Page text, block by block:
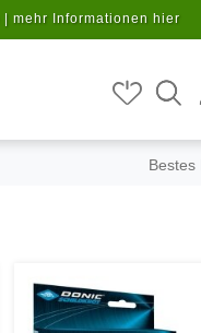
mehr Informationen hier